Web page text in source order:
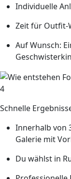
Individuelle
Zeit für Outfit-
Auf Wunsch:
4
Schnelle
Innerhalb von
Galerie mit
Du wählst in